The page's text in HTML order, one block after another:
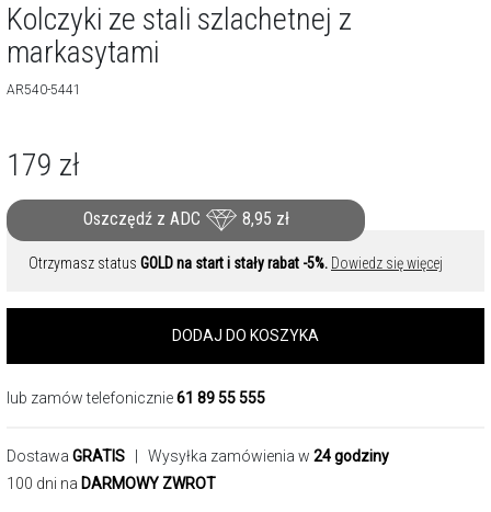
Kolczyki ze stali szlachetnej z
markasytami
AR540-5441
179 zł
Oszczędź z ADC 8,95 zł
Otrzymasz status GOLD na start i stały rabat -5%. Dowiedz się więcej
DODAJ DO KOSZYKA
lub zamów telefonicznie61 89 55 555
Dostawa GRATIS | Wysyłka zamówienia w 24 godziny
100 dni na DARMOWY ZWROT